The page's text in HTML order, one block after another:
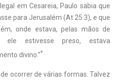
em Cesareia, Paulo sabia que
para Jerusalém (At 25:3), e que
onde estava, pelas mãos de
ele estivesse preso, estava
divino.”*
ocorrer de várias formas. Talvez